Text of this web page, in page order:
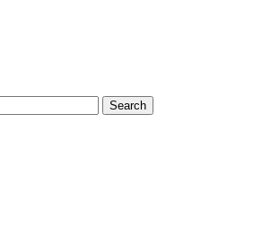
Search